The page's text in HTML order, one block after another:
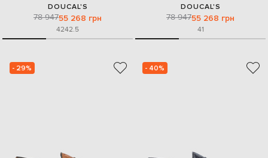
DOUCAL'S
78 94755 268 грн
4242.5
DOUCAL'S
78 94755 268 грн
41
- 29% - 40%